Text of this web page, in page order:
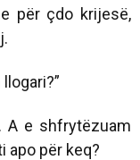
për çdo krijesë,
A e shfrytëzuam
apo për keq?